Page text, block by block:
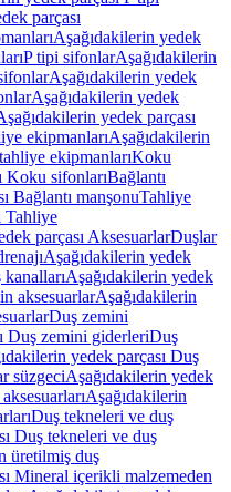
parçası
Aşağıdakilerin yedek
P tipi sifonlarAşağıdakilerin
Aşağıdakilerin yedek
Aşağıdakilerin yedek
yedek parçası
ekipmanlarıAşağıdakilerin
ekipmanlarıKoku
Koku sifonlarıBağlantı
Bağlantı manşonuTahliye
Tahliye
parçası AksesuarlarDuşlar
Aşağıdakilerin yedek
Aşağıdakilerin yedek
aksesuarlarAşağıdakilerin
Duş zemini
Duş zemini giderleriDuş
yedek parçası Duş
süzgeciAşağıdakilerin yedek
Aşağıdakilerin
Duş tekneleri ve duş
Duş tekneleri ve duş
üretilmiş duş
Mineral içerikli malzemeden